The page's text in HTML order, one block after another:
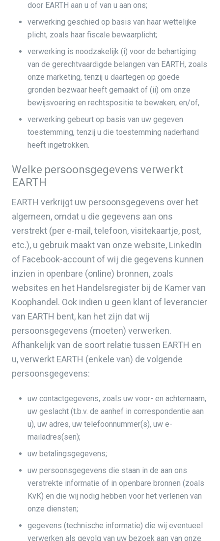
door EARTH aan u of van u aan ons;
verwerking geschied op basis van haar wettelijke
plicht, zoals haar fiscale bewaarplicht;
verwerking is noodzakelijk (i) voor de behartiging
van de gerechtvaardigde belangen van EARTH, zoals
onze marketing, tenzij u daartegen op goede
gronden bezwaar heeft gemaakt of (ii) om onze
bewijsvoering en rechtspositie te bewaken; en/of,
verwerking gebeurt op basis van uw gegeven
toestemming, tenzij u die toestemming naderhand
heeft ingetrokken.
Welke persoonsgegevens verwerkt
EARTH
EARTH verkrijgt uw persoonsgegevens over het
algemeen, omdat u die gegevens aan ons
verstrekt (per e-mail, telefoon, visitekaartje, post,
etc.), u gebruik maakt van onze website, LinkedIn
of Facebook-account of wij die gegevens kunnen
inzien in openbare (online) bronnen, zoals
websites en het Handelsregister bij de Kamer van
Koophandel. Ook indien u geen klant of leverancier
van EARTH bent, kan het zijn dat wij
persoonsgegevens (moeten) verwerken.
Afhankelijk van de soort relatie tussen EARTH en
u, verwerkt EARTH (enkele van) de volgende
persoonsgegevens:
uw contactgegevens, zoals uw voor- en achternaam,
uw geslacht (t.b.v. de aanhef in correspondentie aan
u), uw adres, uw telefoonnummer(s), uw e-
mailadres(sen);
uw betalingsgegevens;
uw persoonsgegevens die staan in de aan ons
verstrekte informatie of in openbare bronnen (zoals
KvK) en die wij nodig hebben voor het verlenen van
onze diensten;
gegevens (technische informatie) die wij eventueel
verwerken als gevolg van uw bezoek aan van onze